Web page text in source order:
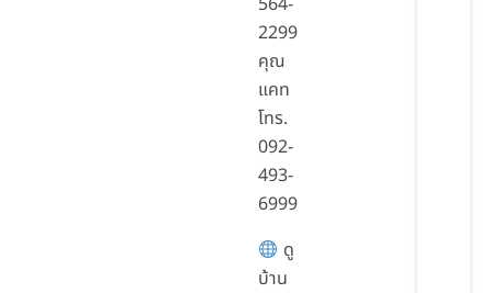
2299
คุณ
แคท
โทร.
092-
493-
6999
ดู
บ้าน